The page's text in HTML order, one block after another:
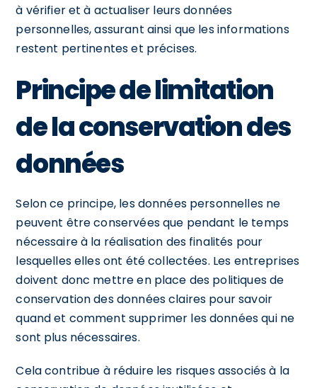
à vérifier et à actualiser leurs données
personnelles, assurant ainsi que les informations
restent pertinentes et précises.
Principe de limitation
de la conservation des
données
Selon ce principe, les données personnelles ne
peuvent être conservées que pendant le temps
nécessaire à la réalisation des finalités pour
lesquelles elles ont été collectées. Les entreprises
doivent donc mettre en place des politiques de
conservation des données claires pour savoir
quand et comment supprimer les données qui ne
sont plus nécessaires.
Cela contribue à réduire les risques associés à la